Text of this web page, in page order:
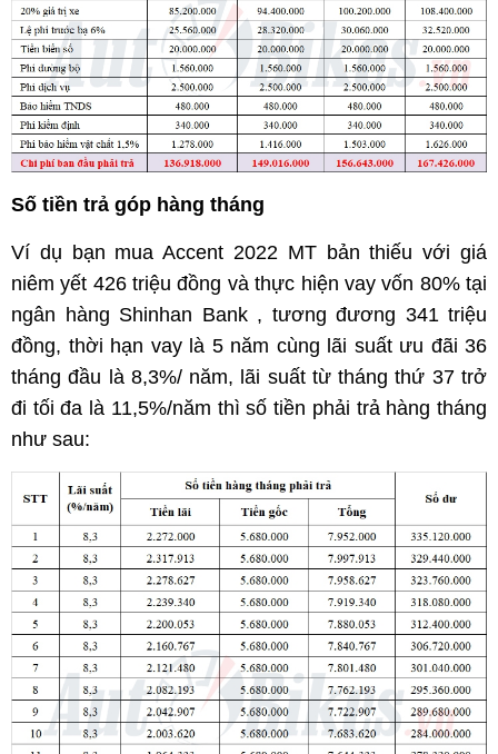
Số tiền trả góp hàng tháng
Ví dụ bạn mua Accent 2022 MT bản thiếu với giá
niêm yết 426 triệu đồng và thực hiện vay vốn 80% tại
ngân hàng Shinhan Bank , tương đương 341 triệu
đồng, thời hạn vay là 5 năm cùng lãi suất ưu đãi 36
tháng đầu là 8,3%/ năm, lãi suất từ tháng thứ 37 trở
đi tối đa là 11,5%/năm thì số tiền phải trả hàng tháng
như sau: